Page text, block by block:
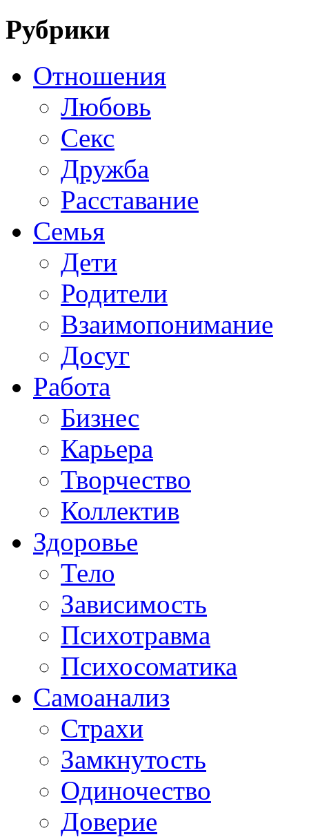
Рубрики
Отношения
Любовь
Секс
Дружба
Расставание
Семья
Дети
Родители
Взаимопонимание
Досуг
Работа
Бизнес
Карьера
Творчество
Коллектив
Здоровье
Тело
Зависимость
Психотравма
Психосоматика
Самоанализ
Страхи
Замкнутость
Одиночество
Доверие